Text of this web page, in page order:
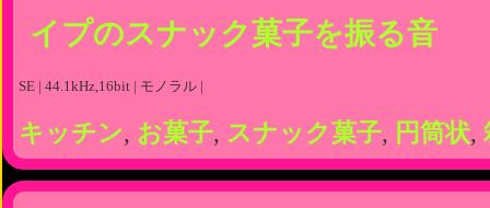
イプのスナック菓子を振る音
SE | 44.1kHz,16bit | モノラル |
キッチン, お菓子, スナック菓子, 円筒状,